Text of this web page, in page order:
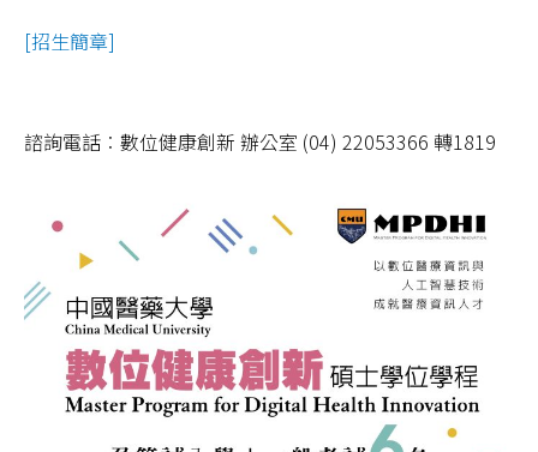
[招生簡章]
諮詢電話︰數位健康創新 辦公室 (04) 22053366 轉1819